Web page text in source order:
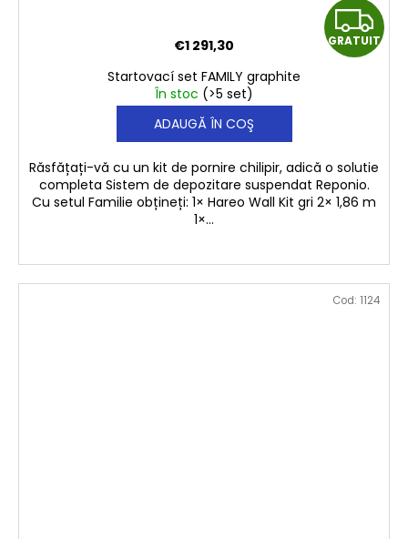
G
R
U
I
GRATUIT
Startovací set FAMILY graphite
În stoc (>5 set)
€1 291,30
ADAUGĂ ÎN COŞ
Răsfățați-vă cu un kit de pornire chilipir, adică o solutie
completa Sistem de depozitare suspendat Reponio.
Cu setul Familie obțineți: 1× Hareo Wall Kit gri 2× 1,86 m
1×...
Cod: 1124